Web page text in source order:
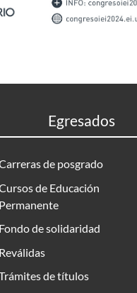
Egresados
de posgrado
de Educación
Permanente
Fondo de solidaridad
Reválidas
de títulos